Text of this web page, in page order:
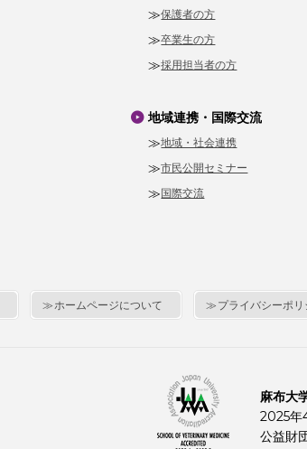
保護者の方
卒業生の方
採用担当者の方
地域連携・国際交流
地域・社会連携
市民公開セミナー
国際交流
ホームページについて プライバシーポリ
麻布大
2025年
公益財